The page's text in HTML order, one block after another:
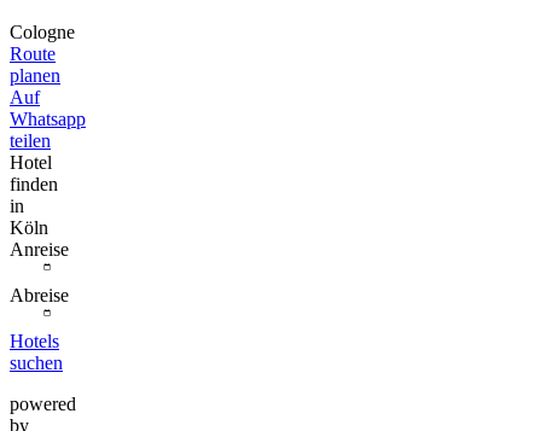
Cologne
Route
planen
Auf
Whatsapp
teilen
Hotel
finden
in
Köln
Anreise
Abreise
Hotels
suchen
powered
by